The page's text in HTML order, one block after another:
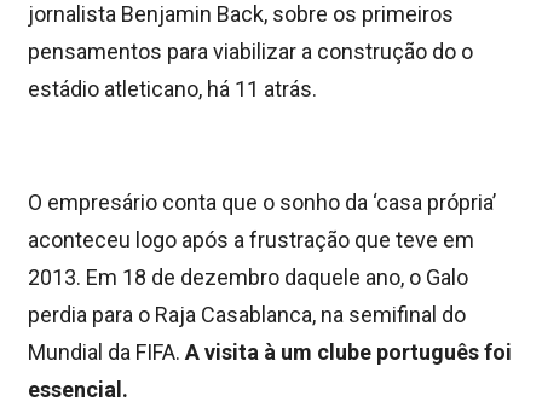
jornalista Benjamin Back, sobre os primeiros
pensamentos para viabilizar a construção do o
estádio atleticano, há 11 atrás.
O empresário conta que o sonho da ‘casa própria’
aconteceu logo após a frustração que teve em
2013. Em 18 de dezembro daquele ano, o Galo
perdia para o Raja Casablanca, na semifinal do
Mundial da FIFA. A visita à um clube português foi
essencial.